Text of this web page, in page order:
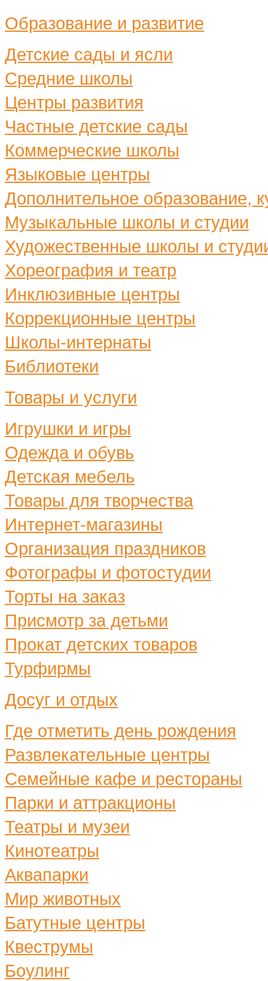
Образование и развитие
Детские сады и ясли
Средние школы
Центры развития
Частные детские сады
Коммерческие школы
Языковые центры
Дополнительное образование,
Музыкальные школы и студии
Художественные школы и
Хореография и театр
Инклюзивные центры
Коррекционные центры
Школы-интернаты
Библиотеки
Товары и услуги
Игрушки и игры
Одежда и обувь
Детская мебель
Товары для творчества
Интернет-магазины
Организация праздников
Фотографы и фотостудии
Торты на заказ
Присмотр за детьми
Прокат детских товаров
Турфирмы
Досуг и отдых
Где отметить день рождения
Развлекательные центры
Семейные кафе и рестораны
Парки и аттракционы
Театры и музеи
Кинотеатры
Аквапарки
Мир животных
Батутные центры
Квеструмы
Боулинг